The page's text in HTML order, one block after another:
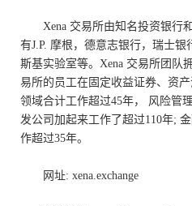
Xena 交易所由知名投资银行
有J.P. 摩根，德意志银行，瑞士银
斯基实验室等。 Xena 交易所团队
易所的员工在固定收益证券、资
领域合计工作超过45年， 风险管
发公司加起来工作了超过110年;
作超过35年。
网址: xena.exchange